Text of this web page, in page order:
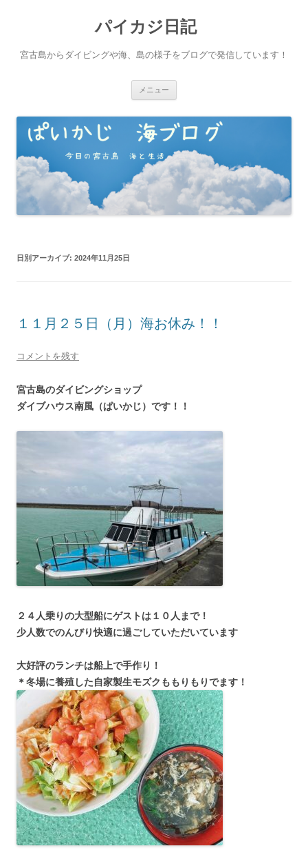
パイカジ日記
宮古島からダイビングや海、島の様子をブログで発信しています！
メニュー
ツ
へ
ス
キ
ッ
プ
日別アーカイブ: 2024年11月25日
１１月２５日（月）海お休み！！
コメントを残す
宮古島のダイビングショップ
ダイブハウス南風（ぱいかじ）です！！
２４人乗りの大型船にゲストは１０人まで！
少人数でのんびり快適に過ごしていただいています
大好評のランチは船上で手作り！
＊冬場に養殖した自家製生モズクももりもりでます！